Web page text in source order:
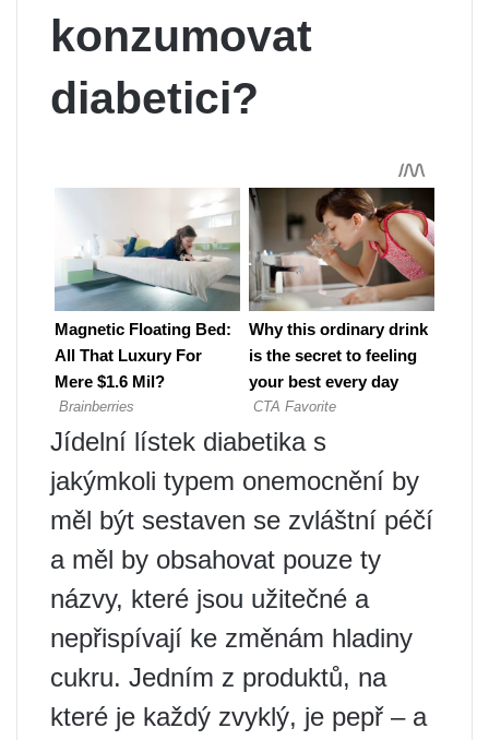
konzumovat
diabetici?
Jídelní lístek diabetika s
jakýmkoli typem onemocnění by
měl být sestaven se zvláštní péčí
a měl by obsahovat pouze ty
názvy, které jsou užitečné a
nepřispívají ke změnám hladiny
cukru. Jedním z produktů, na
které je každý zvyklý, je pepř – a